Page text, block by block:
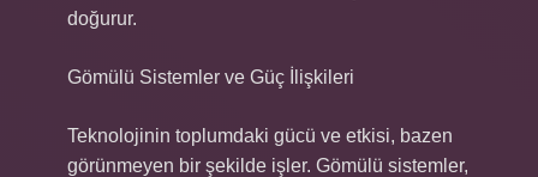
doğurur.
Gömülü Sistemler ve Güç İlişkileri
Teknolojinin toplumdaki gücü ve etkisi, bazen
görünmeyen bir şekilde işler. Gömülü sistemler,